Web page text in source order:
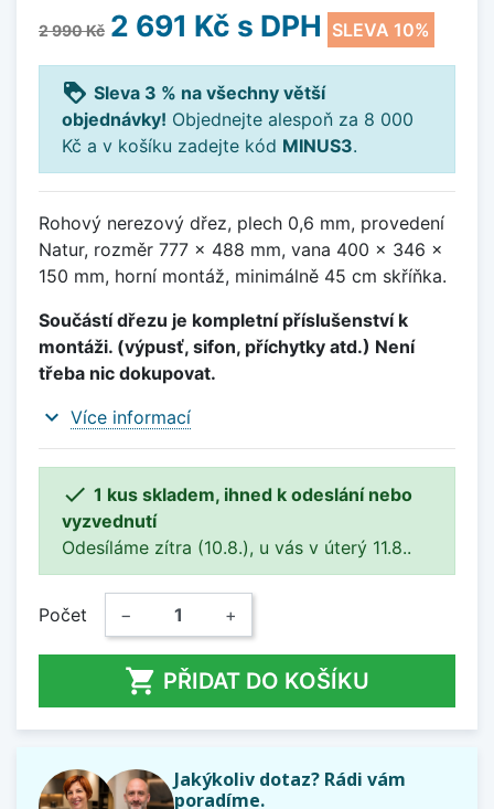
2 990 Kč 2 691 Kč s DPH SLEVA 10%
loyalty Sleva 3 % na všechny větší
objednávky! Objednejte alespoň za 8 000
Kč a v košíku zadejte kód MINUS3.
Rohový nerezový dřez, plech 0,6 mm, provedení
Natur, rozměr 777 x 488 mm, vana 400 x 346 x
150 mm, horní montáž, minimálně 45 cm skříňka.
Součástí dřezu je kompletní příslušenství k
montáži. (výpusť, sifon, příchytky atd.) Není
třeba nic dokupovat.
expand_more Více informací
 1 kus skladem, ihned k odeslání nebo
vyzvednutí
Odesíláme zítra (10.8.), u vás v úterý 11.8..
Počet − +
 PŘIDAT DO KOŠÍKU
Jakýkoliv dotaz? Rádi vám
poradíme.